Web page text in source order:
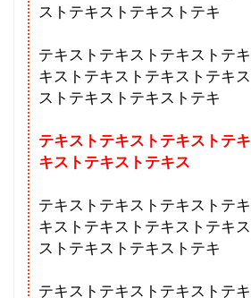
ストテキストテキストテキ
テキストテキストテキストテ
キストテキストテキストテキ
ストテキストテキストテキ
テキストテキストテキストテ
キストテキストテキス
テキストテキストテキストテ
キストテキストテキストテキ
ストテキストテキストテキ
テキストテキストテキストテ